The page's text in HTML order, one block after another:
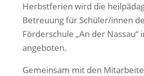
Herbstferien wird die
Betreuung für Schüler/innen
Förderschule „An der Nassau“
angeboten.
Gemeinsam mit den